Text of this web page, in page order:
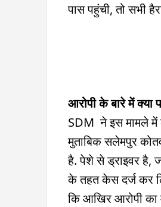
पास पहुंची, तो सभी
आरोपी के बारे में क्या
SDM ने इस मामले में
मुताबिक सलेमपुर
है. पेशे से ड्राइवर है,
के तहत केस दर्ज कर
कि आखिर आरोपी का